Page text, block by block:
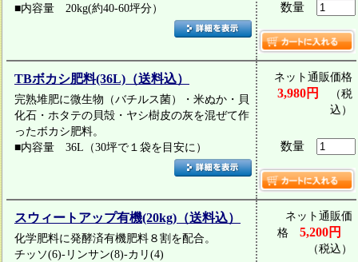
■内容量 20kg(約40-60坪分）
数量
TBボカシ肥料(36L)（送料込）
完熟堆肥に微生物（バチルス菌）・米ぬか・貝
化石・ホタテの貝殻・ヤシ樹皮の灰を混ぜて作
ったボカシ肥料。
■内容量 36L（30坪で１袋を目安に）
ネット通販価格
3,980円
（税
込）
数量
スウィートアップ有機(20kg)（送料込）
化学肥料に発酵済有機肥料８割を配合。
チッソ(6)-リンサン(8)-カリ(4)
ネット通販価
格 5,200円
（税込）